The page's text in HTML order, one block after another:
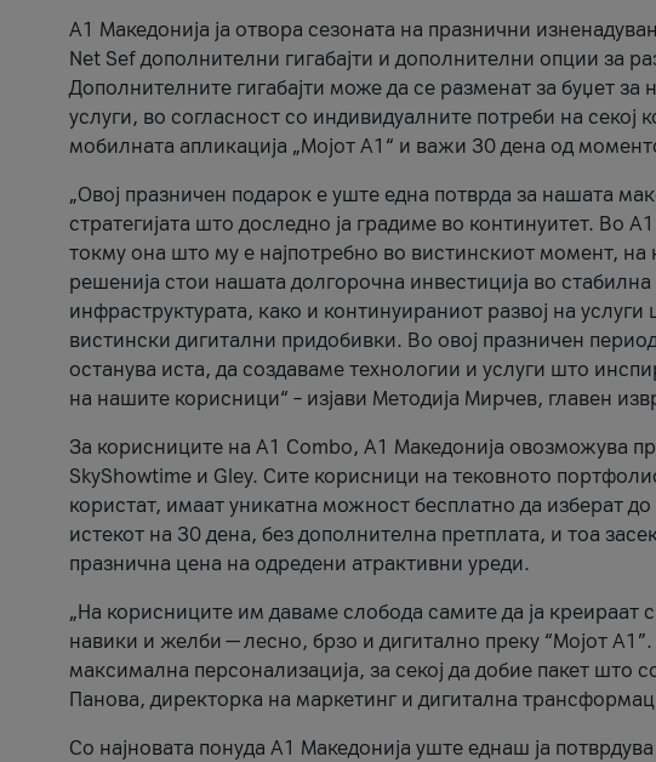
А1 Македонија ја отвора сезоната на празнични
Net Sef дополнителни гигабајти и дополнителни опции за
Дополнителните гигабајти може да се разменат за буџет
услуги, во согласност со индивидуалните потреби на
мобилната апликација „Мојот А1“ и важи 30 дена од
„Овој празничен подарок е уште една потврда за нашата
стратегијата што доследно ја градиме во континуитет. Во
токму она што му е најпотребно во вистинскиот момент, на
решенија стои нашата долгорочна инвестиција во
инфраструктурата, како и континуираниот развој на
вистински дигитални придобивки. Во овој празничен
останува иста, да создаваме технологии и услуги што
на нашите корисници“ – изјави Методија Мирчев, главен
За корисниците на A1 Combo, А1 Македонија овозможува
SkyShowtime и Gley. Сите корисници на тековното
користат, имаат уникатна можност бесплатно да изберат
истекот на 30 дена, без дополнителна претплата, и тоа
празнична цена на одредени атрактивни уреди.
„На корисниците им даваме слобода самите да ја креираат
навики и желби — лесно, брзо и дигитално преку “Мојот
максимална персонализација, за секој да добие пакет што
Панова, директорка на маркетинг и дигитална
Со најновата понуда А1 Македонија уште еднаш ја